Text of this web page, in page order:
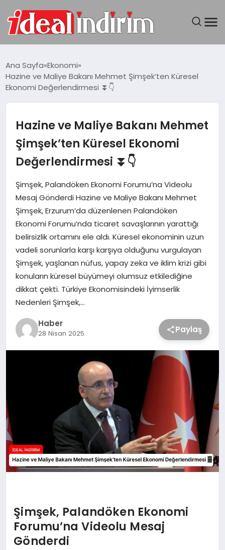
BILGISAYAR
TEKNOLOJI
YAŞAM
Ana Sayfa Ekonomi
Hazine ve Maliye Bakanı Mehmet Şimşek’ten Küresel
Ekonomi Değerlendirmesi ⏬👇
Hazine ve Maliye Bakanı Mehmet
Şimşek’ten Küresel Ekonomi
Değerlendirmesi ⏬👇
Şimşek, Palandöken Ekonomi Forumu’na Videolu
Mesaj Gönderdi Hazine ve Maliye Bakanı Mehmet
Şimşek, Erzurum’da düzenlenen Palandöken
Ekonomi Forumu’nda ticaret savaşlarının yarattığı
belirsizlik ortamını ele aldı. Küresel ekonominin uzun
vadeli sorunlarla karşı karşıya olduğunu vurgulayan
Şimşek, yaşlanan nüfus, yapay zeka ve iklim krizi gibi
konuların küresel büyümeyi olumsuz etkilediğine
dikkat çekti. Türkiye Ekonomisindeki İyimserlik
Nedenleri Şimşek,…
Haber
28 Nisan 2025 Paylaş
Şimşek, Palandöken Ekonomi
Forumu’na Videolu Mesaj
Gönderdi